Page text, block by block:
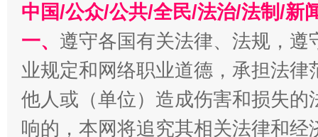
习近平的博鳌关键词
魏明
中国/公众/公共/全民/法治/法制/新
一、 遵守各国有关法律、法规，
业规定和网络职业道德，承担法
他人或（单位）造成伤害和损失
响的，本网将追究其相关法律和